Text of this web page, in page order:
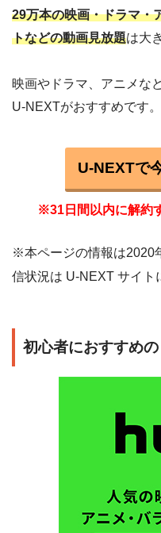
29万本の映画・ドラマ・
トなどの動画見放題は大
映画やドラマ、アニメな
U-NEXTがおすすめです。
U-NEXTで
※31日間以内に解約
※本ページの情報は2020
信状況は U-NEXT サイト
初心者におすすめ